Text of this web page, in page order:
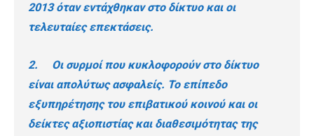
2013 όταν εντάχθηκαν στο δίκτυο και οι
τελευταίες επεκτάσεις.
2. Οι συρμοί που κυκλοφορούν στο δίκτυο
είναι απολύτως ασφαλείς. Το επίπεδο
εξυπηρέτησης του επιβατικού κοινού και οι
δείκτες αξιοπιστίας και διαθεσιμότητας της